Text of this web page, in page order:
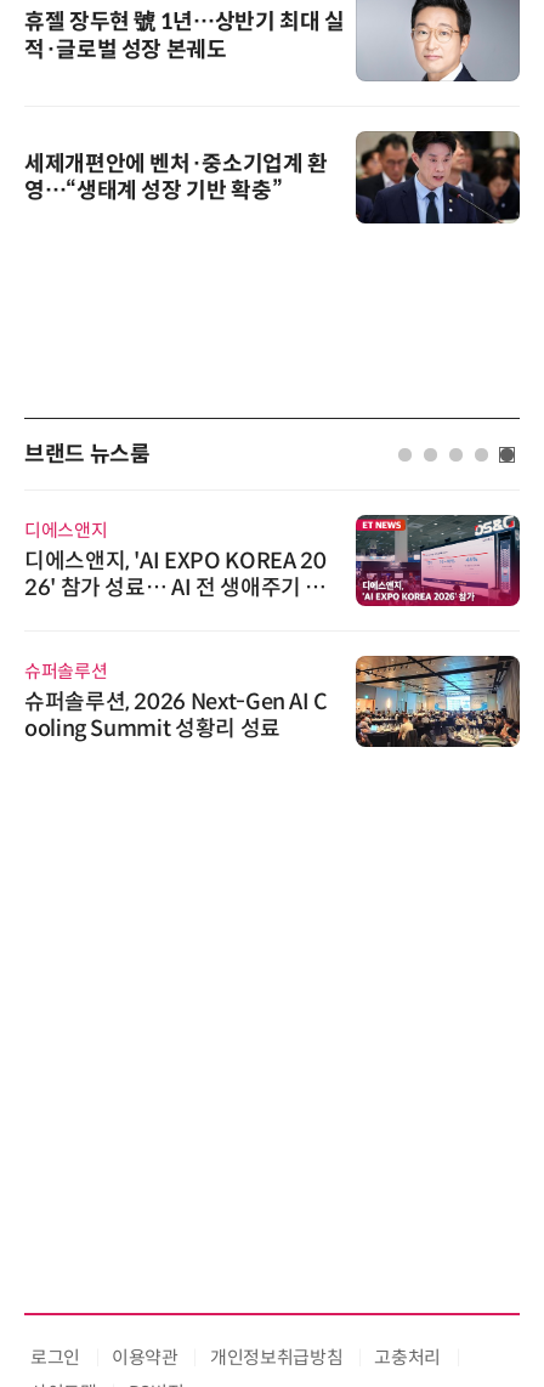
휴젤 장두현 號 1년…상반기 최대 실
적·글로벌 성장 본궤도
세제개편안에 벤처·중소기업계 환
영…“생태계 성장 기반 확충”
브랜드 뉴스룸
디에스앤지
디에스앤지, 'AI EXPO KOREA 20
26' 참가 성료… AI 전 생애주기 아
슈퍼솔루션
슈퍼솔루션, 2026 Next-Gen AI C
ooling Summit 성황리 성료
로그인 이용약관 개인정보취급방침
고충처리